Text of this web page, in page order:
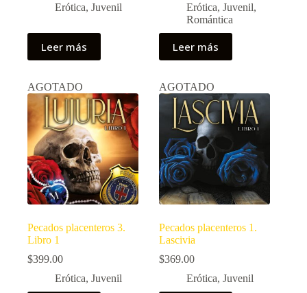
Erótica, Juvenil
Leer más
Erótica,Juvenil,
Romántica
Leer más
AGOTADO
Pecados placenteros 3.
Libro 1
$399.00
Erótica, Juvenil
AGOTADO
Pecados placenteros 1.
Lascivia
$369.00
Erótica,Juvenil